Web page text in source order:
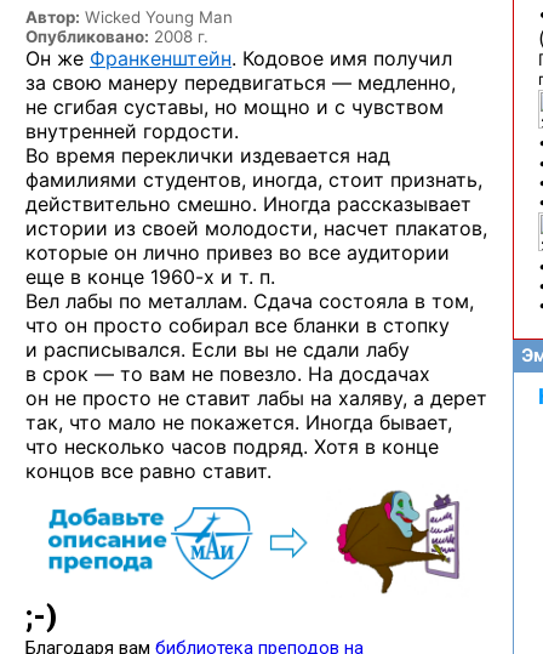
Автор: Wicked Young Man
Опубликовано: 2008 г.
Он же Франкенштейн. Кодовое имя получил
за свою манеру передвигаться — медленно,
не сгибая суставы, но мощно и с чувством
внутренней гордости.
Во время переклички издевается над
фамилиями студентов, иногда, стоит признать,
действительно смешно. Иногда рассказывает
истории из своей молодости, насчет плакатов,
которые он лично привез во все аудитории
еще в конце 1960-х и т. п.
Вел лабы по металлам. Сдача состояла в том,
что он просто собирал все бланки в стопку
и расписывался. Если вы не сдали лабу
в срок — то вам не повезло. На досдачах
он не просто не ставит лабы на халяву, а дерет
так, что мало не покажется. Иногда бывает,
что несколько часов подряд. Хотя в конце
концов все равно ставит.